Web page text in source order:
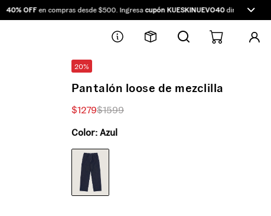
40% OFFen compras desde $500. Ingresacupón KUESKINUEVO40directamente en
20%
Pantalón loose de mezclilla
$1279$1599
Color:Azul